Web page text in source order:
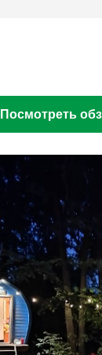
Посмотреть